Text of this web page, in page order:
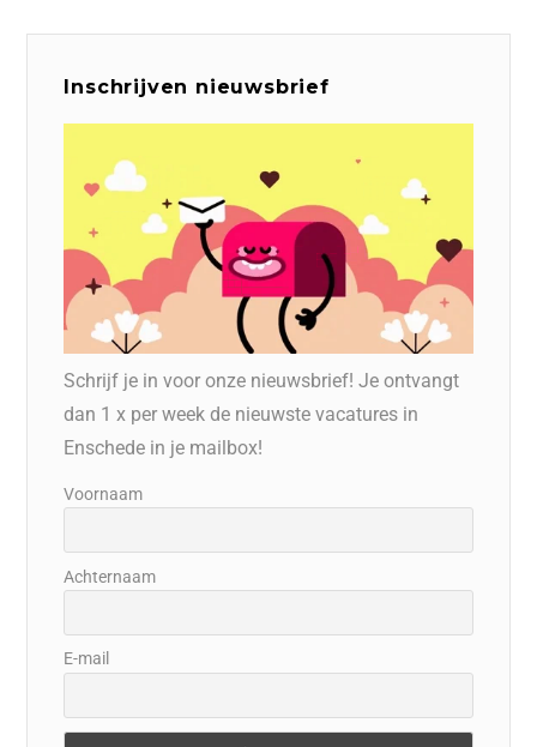
Inschrijven nieuwsbrief
Schrijf je in voor onze nieuwsbrief! Je ontvangt
dan 1 x per week de nieuwste vacatures in
Enschede in je mailbox!
Voornaam
Achternaam
E-mail